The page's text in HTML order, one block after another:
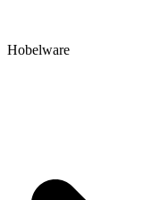
Hobelware